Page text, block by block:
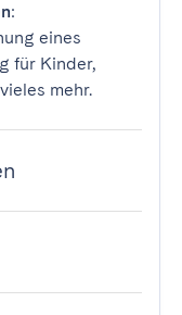
:
eines
für Kinder,
mehr.